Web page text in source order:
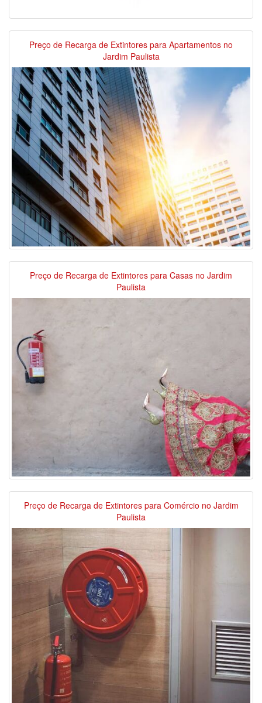
Preço de Recarga de Extintores para Apartamentos no
Jardim Paulista
Preço de Recarga de Extintores para Casas no Jardim
Paulista
Preço de Recarga de Extintores para Comércio no Jardim
Paulista